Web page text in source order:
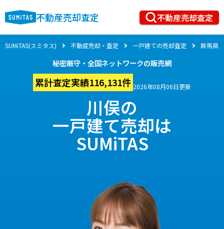
不動産売却査定 不動産売却査定
SUMiTAS(スミタス) 不動産売却・査定 一戸建ての売却査定 群馬県
秘密厳守・全国ネットワークの販売網
累計査定実績116,131件 2026年08月06日更新
川俣の
一戸建て売却は
SUMiTAS